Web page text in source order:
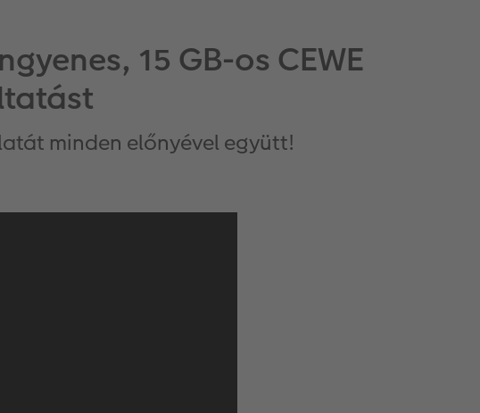
15 GB-os CEWE
minden előnyével együtt!